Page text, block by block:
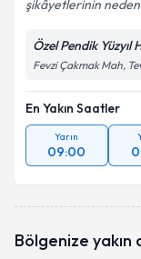
şikâyetlerinin
Özel Pendik Yüzyıl
Fevzi Çakmak Mah,
En Yakın Saatler
Yarın
09:00
Bölgenize